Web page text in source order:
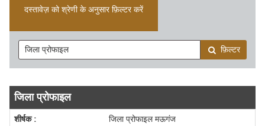
दस्तावेज़ को श्रेणी के अनुसार फ़िल्टर करें
फ़िल्टर
जिला प्रोफाइल
जिला प्रोफाइल मऊगंज